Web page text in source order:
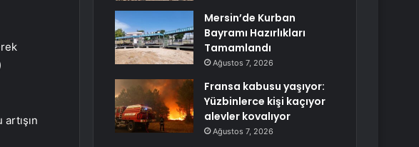
Mersin’de Kurban
Bayramı Hazırlıkları
Tamamlandı
Ağustos 7, 2026
Fransa kabusu yaşıyor:
Yüzbinlerce kişi kaçıyor
alevler kovalıyor
Ağustos 7, 2026